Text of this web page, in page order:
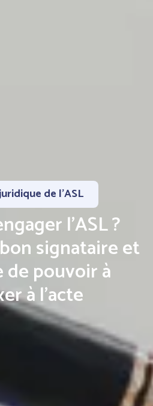
de l'ASL
l’ASL ?
signataire et
de pouvoir à
à l’acte